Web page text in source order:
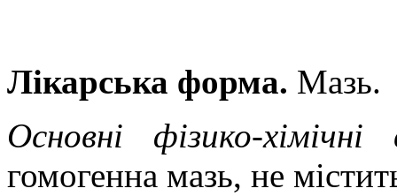
Лікарська форма. Мазь.
Основні фізико-хімічні
гомогенна мазь, не